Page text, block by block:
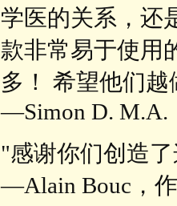
学医的关系，还
款非常易于使用
多！ 希望他们越
—Simon D. M.A.
"感谢你们创造
—Alain Bouc，